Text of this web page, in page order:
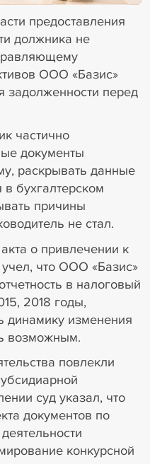
предоставления
должника не
ООО «Базис»
перед
частично
документы
раскрывать данные
бухгалтерском
причины
не стал.
о привлечении к
учел, что ООО «Базис»
в налоговый
2018 годы,
динамику изменения
возможным.
повлекли
суд указал, что
документов по
конкурсной